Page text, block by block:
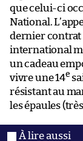
que celui-ci
National.
dernier contrat
international
un cadeau
vivre une 14e
résistant au
les épaules